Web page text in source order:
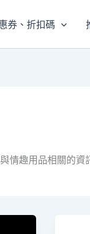
券、折扣碼
情趣用品相關的資